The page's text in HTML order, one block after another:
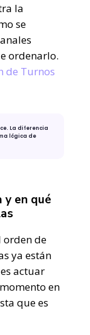
la
se
ordenarlo.
de Turnos
La diferencia
lógica de
y en qué
orden de
ya están
actuar
en
que es